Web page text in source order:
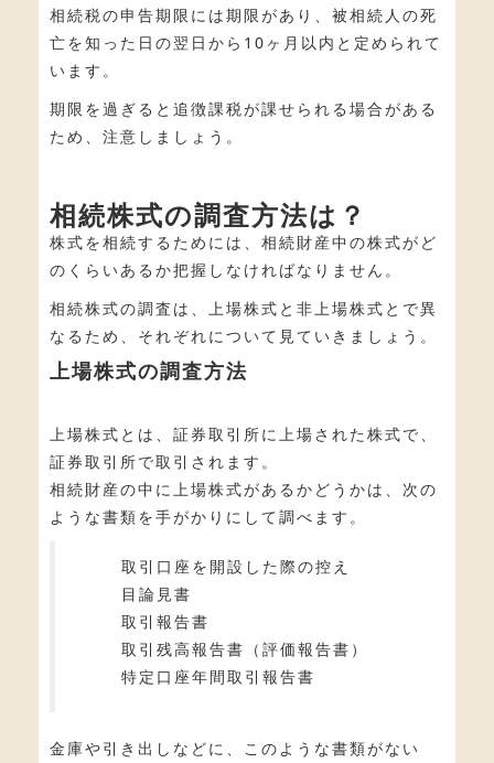
相続税の申告期限には期限があり、被相続人の死
亡を知った日の翌日から10ヶ月以内と定められて
います。
期限を過ぎると追徴課税が課せられる場合がある
ため、注意しましょう。
相続株式の調査方法は？
株式を相続するためには、相続財産中の株式がど
のくらいあるか把握しなければなりません。
相続株式の調査は、上場株式と非上場株式とで異
なるため、それぞれについて見ていきましょう。
上場株式の調査方法
上場株式とは、証券取引所に上場された株式で、
証券取引所で取引されます。
相続財産の中に上場株式があるかどうかは、次の
ような書類を手がかりにして調べます。
取引口座を開設した際の控え
目論見書
取引報告書
取引残高報告書（評価報告書）
特定口座年間取引報告書
金庫や引き出しなどに、このような書類がない